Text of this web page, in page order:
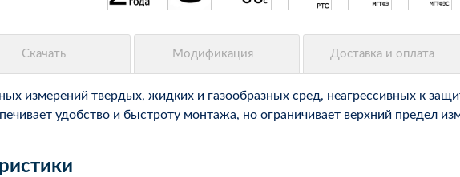
измерений твердых, жидких и газообразных сред, неагрессивных к
удобство и быстроту монтажа, но ограничивает верхний предел